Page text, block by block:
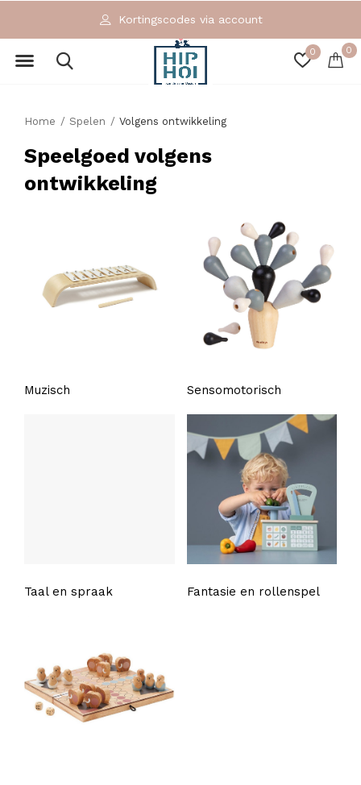
0 0
Kortingscodes via account
Home Spelen Volgens ontwikkeling
Speelgoed volgens
ontwikkeling
Muzisch Sensomotorisch
Taal en spraak Fantasie en rollenspel